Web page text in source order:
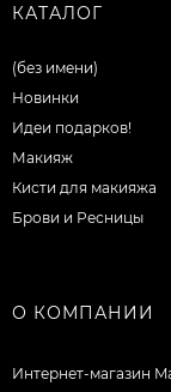
КАТАЛОГ
(без имени)
Новинки
Идеи подарков!
Макияж
Кисти для макияжа
Брови и Ресницы
О КОМПАНИИ
Интернет-магазин